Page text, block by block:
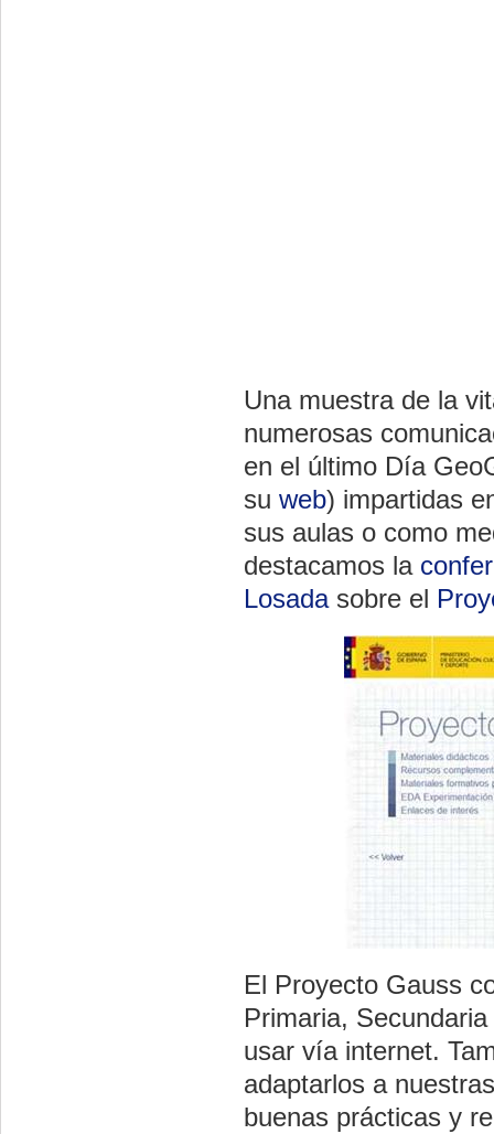
Una muestra de la
numerosas
en el último Día
su web) impartidas
sus aulas o como
destacamos la
Losadasobre el
El Proyecto Gauss
Primaria,
usar vía internet.
adaptarlos a
buenas prácticas y